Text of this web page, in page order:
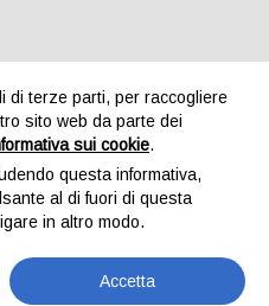
di terze parti, per raccogliere
sito web da parte dei
sui cookie.
questa informativa,
al di fuori di questa
in altro modo.
Accetta